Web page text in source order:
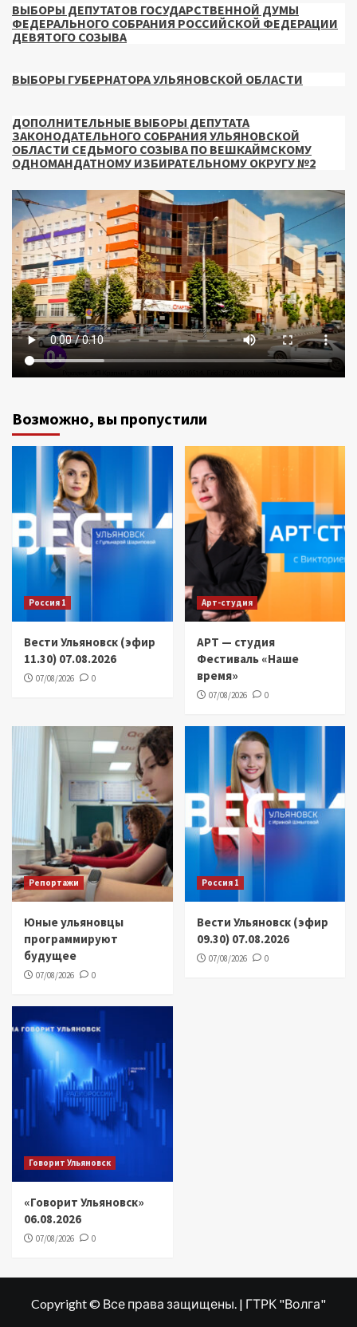
ВЫБОРЫ ДЕПУТАТОВ ГОСУДАРСТВЕННОЙ ДУМЫ
ФЕДЕРАЛЬНОГО СОБРАНИЯ РОССИЙСКОЙ ФЕДЕРАЦИИ
ДЕВЯТОГО СОЗЫВА
ВЫБОРЫ ГУБЕРНАТОРА УЛЬЯНОВСКОЙ ОБЛАСТИ
ДОПОЛНИТЕЛЬНЫЕ ВЫБОРЫ ДЕПУТАТА
ЗАКОНОДАТЕЛЬНОГО СОБРАНИЯ УЛЬЯНОВСКОЙ
ОБЛАСТИ СЕДЬМОГО СОЗЫВА ПО ВЕШКАЙМСКОМУ
ОДНОМАНДАТНОМУ ИЗБИРАТЕЛЬНОМУ ОКРУГУ №2
Возможно, вы пропустили
Россия 1
Вести Ульяновск (эфир
11.30) 07.08.2026
07/08/2026 0
Арт-студия
АРТ — студия
Фестиваль «Наше
время»
07/08/2026 0
Репортажи
Юные ульяновцы
программируют
будущее
07/08/2026 0
Россия 1
Вести Ульяновск (эфир
09.30) 07.08.2026
07/08/2026 0
Говорит Ульяновск
«Говорит Ульяновск»
06.08.2026
07/08/2026 0
Copyright © Все права защищены. | ГТРК "Волга"